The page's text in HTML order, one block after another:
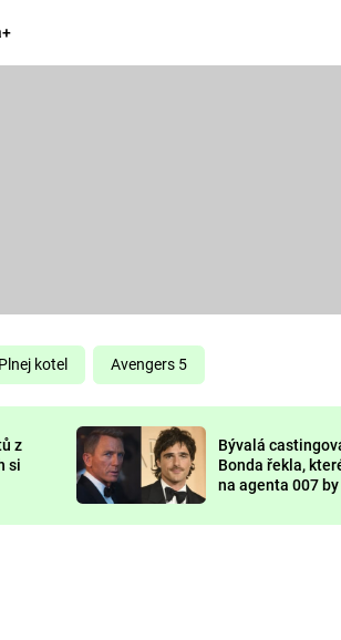
KOMEDIE
CHUCK
NORRIS
DEADPOOL
Sledujte
Plnej kotel Avengers 5
z
si
Bývalá
Bonda řekla,
na agenta 007 by